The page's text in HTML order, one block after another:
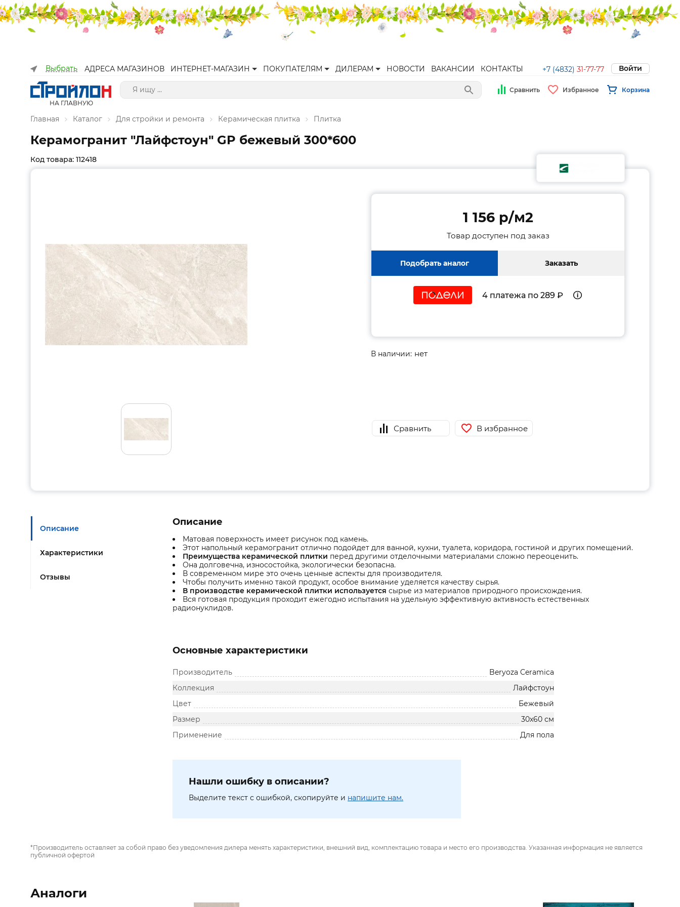
Выбрать АДРЕСА МАГАЗИНОВ ИНТЕРНЕТ-МАГАЗИН ПОКУПАТЕЛЯМ ДИЛЕРАМ НОВОСТИ ВАКАНСИИ КОНТАКТЫ +7 (4832) 31-77-77 Войти
НА ГЛАВНУЮ
Сравнить Избранное Корзина
Главная Каталог Для стройки и ремонта Керамическая плитка Плитка
Керамогранит "Лайфстоун" GP бежевый 300*600
Код товара: 112418
1 156 p/м2
Товар доступен под заказ
Подобрать аналог Заказать
4 платежа по 289 ₽
В наличии: нет
Сравнить В избранное
Описание
Характеристики
Отзывы
Описание
Матовая поверхность имеет рисунок под камень.
Этот напольный керамогранит отлично подойдет для ванной, кухни, туалета, коридора, гостиной и других помещений.
Преимущества керамической плитки перед другими отделочными материалами сложно переоценить.
Она долговечна, износостойка, экологически безопасна.
В современном мире это очень ценные аспекты для производителя.
Чтобы получить именно такой продукт, особое внимание уделяется качеству сырья.
В производстве керамической плитки используется сырье из материалов природного происхождения.
Вся готовая продукция проходит ежегодно испытания на удельную эффективную активность естественных
радионуклидов.
Основные характеристики
Производитель
Beryoza Ceramica
Коллекция
Лайфстоун
Цвет
Бежевый
Размер
30х60 см
Применение
Для пола
Нашли ошибку в описании?
Выделите текст с ошибкой, скопируйте и напишите нам.
*Производитель оставляет за собой право без уведомления дилера менять характеристики, внешний вид, комплектацию товара и место его производства. Указанная информация не является
публичной офертой
Аналоги